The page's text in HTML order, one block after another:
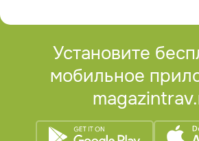
Установите
мобильное